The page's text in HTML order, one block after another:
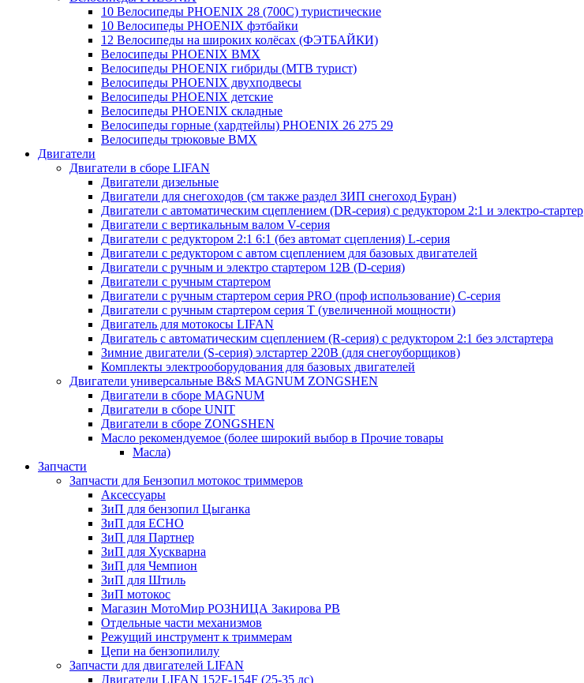
10 Велосипеды PHOENIX 28 (700С) туристические
10 Велосипеды PHOENIX фэтбайки
12 Велосипеды на широких колёсах (ФЭТБАЙКИ)
Велосипеды PHOENIX BMX
Велосипеды PHOENIX гибриды (MTB турист)
Велосипеды PHOENIX двухподвесы
Велосипеды PHOENIX детские
Велосипеды PHOENIX складные
Велосипеды горные (хардтейлы) PHOENIX 26 275 29
Велосипеды трюковые BMX
Двигатели
Двигатели в сборе LIFAN
Двигатели дизельные
Двигатели для снегоходов (см также раздел ЗИП снегоход Буран)
Двигатели с автоматическим сцеплением (DR-серия) с редуктором 2:1 и электро-стартер
Двигатели с вертикальным валом V-серия
Двигатели с редуктором 2:1 6:1 (без автомат сцепления) L-серия
Двигатели с редуктором с автом сцеплением для базовых двигателей
Двигатели с ручным и электро стартером 12В (D-серия)
Двигатели с ручным стартером
Двигатели с ручным стартером серия PRO (проф использование) C-серия
Двигатели с ручным стартером серия Т (увеличенной мощности)
Двигатель для мотокосы LIFAN
Двигатель с автоматическим сцеплением (R-серия) с редуктором 2:1 без элстартера
Зимние двигатели (S-серия) элстартер 220В (для снегоуборщиков)
Комплекты электрооборудования для базовых двигателей
Двигатели универсальные B&S MAGNUM ZONGSHEN
Двигатели в сборе MAGNUM
Двигатели в сборе UNIT
Двигатели в сборе ZONGSHEN
Масло рекомендуемое (более широкий выбор в Прочие товары
Масла)
Запчасти
Запчасти для Бензопил мотокос триммеров
Аксессуары
ЗиП для бензопил Цыганка
ЗиП для ЕСНО
ЗиП для Партнер
ЗиП для Хускварна
ЗиП для Чемпион
ЗиП для Штиль
ЗиП мотокос
Магазин МотоМир РОЗНИЦА Закирова РВ
Отдельные части механизмов
Режущий инструмент к триммерам
Цепи на бензопилилу
Запчасти для двигателей LIFAN
Двигатели LIFAN 152F-154F (25-35 лс)